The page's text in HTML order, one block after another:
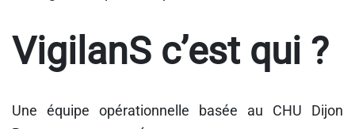
VigilanS c’est qui ?
Une équipe opérationnelle basée au CHU Dijon